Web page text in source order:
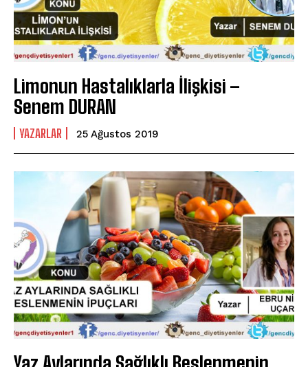
Limonun Hastalıklarla İlişkisi –
Senem DURAN
YAZARLAR 25 Ağustos 2019